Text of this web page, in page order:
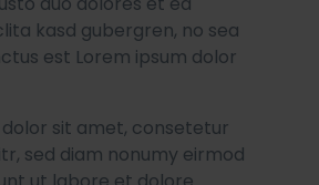
kasd gubergren, no sea
est Lorem ipsum dolor
dolor sit amet, consetetur
sed diam nonumy eirmod